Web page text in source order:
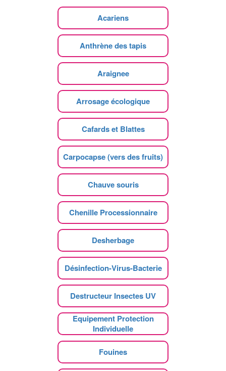
Acariens
Anthrène des tapis
Araignee
Arrosage écologique
Cafards et Blattes
Carpocapse (vers des fruits)
Chauve souris
Chenille Processionnaire
Desherbage
Désinfection-Virus-Bacterie
Destructeur Insectes UV
Equipement Protection
Individuelle
Fouines